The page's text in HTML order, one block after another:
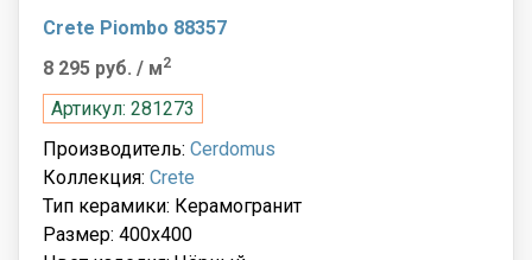
Crete Piombo 88357
8 295 руб. / м2
Артикул: 281273
Производитель: Cerdomus
Коллекция: Crete
Тип керамики: Керамогранит
Размер: 400x400